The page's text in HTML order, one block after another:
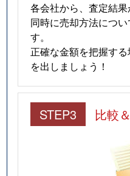
各会社から、査定結果
同時に売却方法につ
す。
正確な金額を把握す
を出しましょう！
STEP3 比較